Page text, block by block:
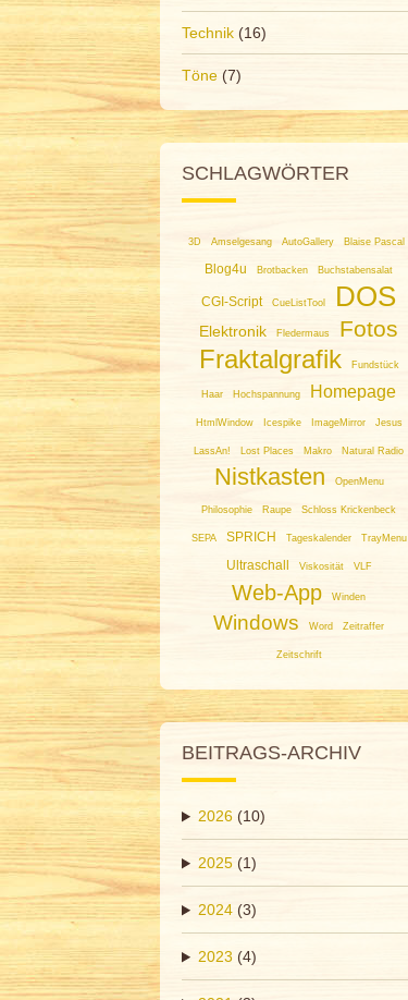
Technik (16)
Töne (7)
SCHLAGWÖRTER
3D Amselgesang AutoGallery Blaise Pascal
Blog4u Brotbacken Buchstabensalat
CGI-Script CueListTool DOS
Elektronik Fledermaus Fotos
Fraktalgrafik Fundstück
Haar Hochspannung Homepage
HtmlWindow Icespike ImageMirror Jesus
LassAn! Lost Places Makro Natural Radio
Nistkasten OpenMenu
Philosophie Raupe Schloss Krickenbeck
SEPA SPRICH Tageskalender TrayMenu
Ultraschall Viskosität VLF
Web-App Winden
Windows Word Zeitraffer
Zeitschrift
BEITRAGS-ARCHIV
2026 (10)
2025 (1)
2024 (3)
2023 (4)